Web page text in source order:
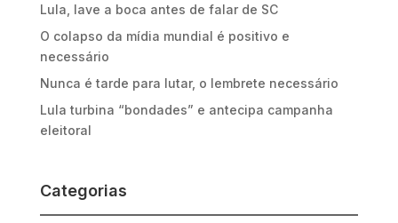
Lula, lave a boca antes de falar de SC
O colapso da mídia mundial é positivo e
necessário
Nunca é tarde para lutar, o lembrete necessário
Lula turbina “bondades” e antecipa campanha
eleitoral
Categorias